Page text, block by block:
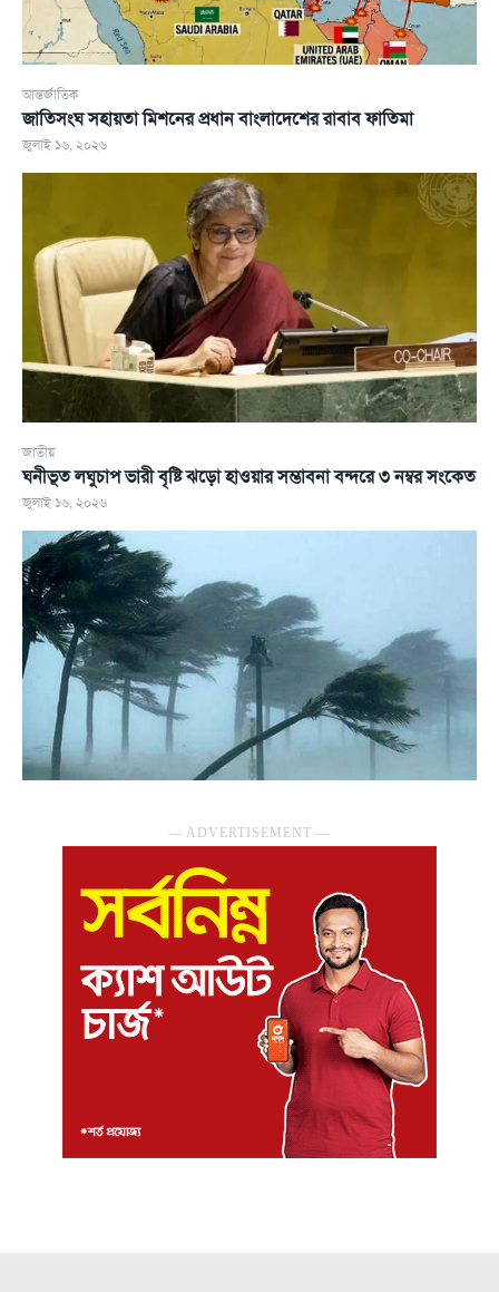
আন্তর্জাতিক
জাতিসংঘ সহায়তা মিশনের প্রধান বাংলাদেশের রাবাব ফাতিমা
জুলাই ১৬, ২০২৬
জাতীয়
ঘনীভূত লঘুচাপ ভারী বৃষ্টি ঝড়ো হাওয়ার সম্ভাবনা বন্দরে ৩ নম্বর সংকেত
জুলাই ১৬, ২০২৬
― ADVERTISEMENT ―